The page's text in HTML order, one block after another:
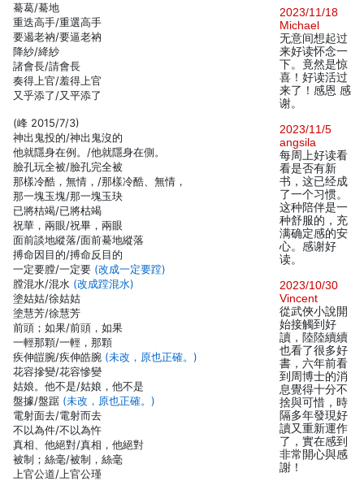
驀葛/驀地
重迭高手/重選高手
要遏老衲/要逼老衲
降紗/絳紗
諸會長/請會長
奏得上官/羞得上官
又乎添了/又平添了
(峰 2015/7/3)
神出鬼投的/神出鬼沒的
他就隱身在例。/他就隱身在側。
臉孔玩全被/臉孔完全被
那樣冷酷，無情，/那樣冷酷、無情，
那一塊玉塊/那一塊玉玦
已將桔竭/已將枯竭
祝華，兩眼/祝畢，兩眼
面前談地縱落/面前驀地縱落
搏命因目的/搏命反目的
一定要膛/一定要 (改成一定要蹚)
膛混水/混水 (改成蹚混水)
塗姑姑/徐姑姑
塗慧芳/徐慧芳
前頭；如果/前頭，如果
一輕那顆/一輕，那顆
疾伸皚腕/疾伸皓腕 (未改，原也正確。)
花容摻變/花容慘變
姑娘。他不是/姑娘，他不是
盤據/盤踞 (未改，原也正確。)
電射面去/電射而去
不以為件/不以為忤
真相、他絕對/真相，他絕對
被制；絲毫/被制，絲毫
上官公道/上官公瑾
2023/11/18
Michael
无意间想起过
来好读怀念一
下。竟然是惊
喜！好读活过
来了！感恩 感
谢。
2023/11/5
angsila
每周上好读看
看是否有新
书，这已经成
了一个习惯。
这种陪伴是一
种舒服的，充
满确定感的安
心。感谢好
读。
2023/10/30
Vincent
從武俠小說開
始接觸到好
讀，陸陸續續
也看了很多好
書，六年前看
到周博士的消
息覺得十分不
捨與可惜，時
隔多年發現好
讀又重新運作
了，實在感到
非常開心與感
謝！